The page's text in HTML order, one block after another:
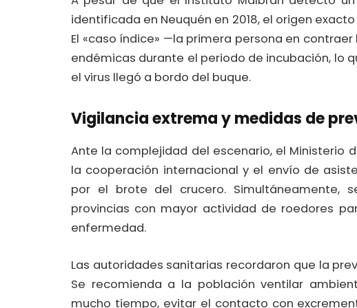
identificada en Neuquén en 2018, el origen
El «caso índice» —la primera persona en
endémicas durante el periodo de incubación, lo
el virus llegó a bordo del buque.
Vigilancia extrema y medidas de
Ante la complejidad del escenario, el Ministerio
la cooperación internacional y el envío de
por el brote del crucero. Simultáneamente,
provincias con mayor actividad de roedores
enfermedad.
Las autoridades sanitarias recordaron que la
Se recomienda a la población ventilar
mucho tiempo, evitar el contacto con